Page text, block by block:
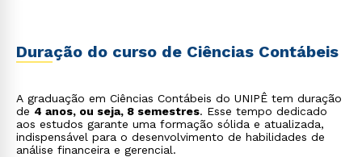
Duração do curso de Ciências Contábeis
A graduação em Ciências Contábeis do UNIPÊ tem duração
de 4 anos, ou seja, 8 semestres. Esse tempo dedicado
aos estudos garante uma formação sólida e atualizada,
indispensável para o desenvolvimento de habilidades de
análise financeira e gerencial.